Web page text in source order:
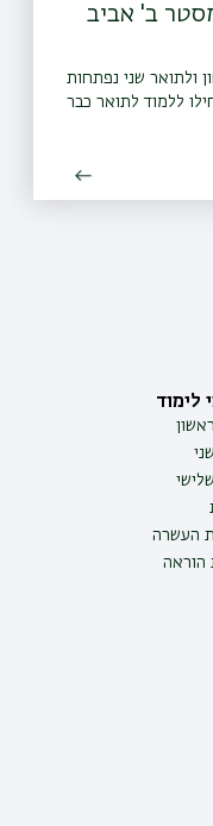
ב' אביב
ולתואר שני נפתחות
ללמוד לתואר כבר
לימוד
העשרה
הוראה